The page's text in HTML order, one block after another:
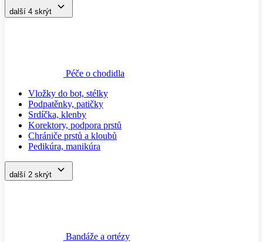
další 4 skrýt
Péče o chodidla
Vložky do bot, stélky
Podpatěnky, patičky
Srdíčka, klenby
Korektory, podpora prstů
Chrániče prstů a kloubů
Pedikúra, manikúra
další 2 skrýt
Bandáže a ortézy